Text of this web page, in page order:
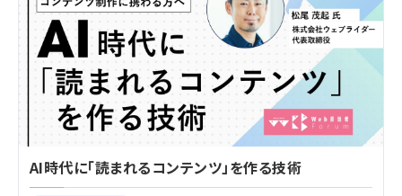
AI時代に「読まれるコンテンツ」を作る技術